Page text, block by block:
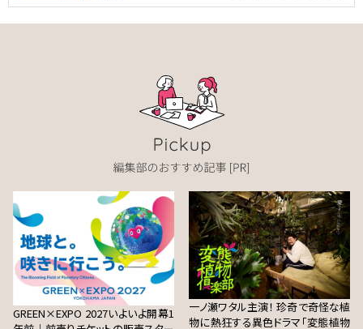
GREEN×EXPO 2027いよいよ開幕1
一ノ瀬ワタル主演！ 珍奇で奇怪な植
物に熱狂する異色ドラマ「変態植物